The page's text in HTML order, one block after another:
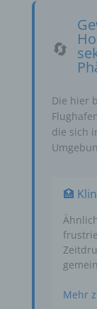
🔄
Die hier
die sich
🏥
Mehr